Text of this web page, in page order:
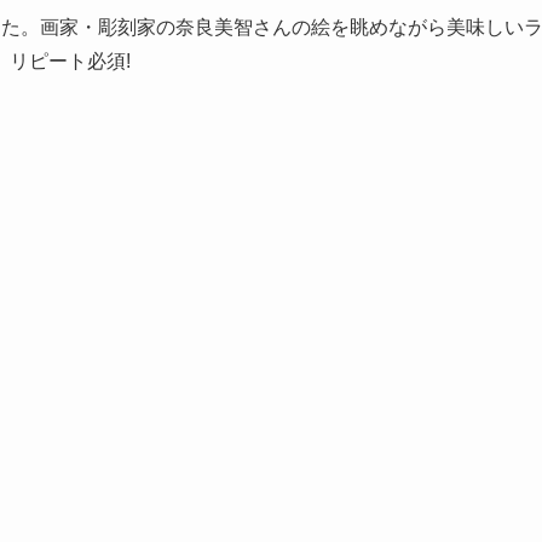
。画家・彫刻家の奈良美智さんの絵を眺めながら美味しいラ
リピート必須!